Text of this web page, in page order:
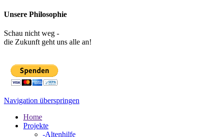
Unsere Philosophie
Schau nicht weg -
die Zukunft geht uns alle an!
Navigation überspringen
Home
Projekte
-Altenhilfe